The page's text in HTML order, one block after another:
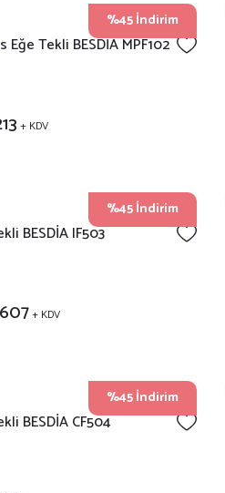
%45 İndirim
Eğe Tekli BESDİA MPF102
+ KDV
%45 İndirim
BESDİA IF503
+ KDV
%45 İndirim
BESDİA CF504